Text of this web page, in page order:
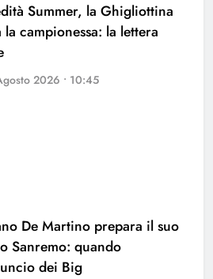
Summer, la Ghigliottina
la campionessa: la lettera
2026 • 10:45
De Martino prepara il suo
Sanremo: quando
dei Big